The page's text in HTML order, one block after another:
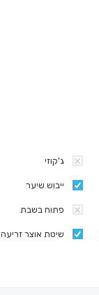
ג'קוזי
ייבוש שיער
פתוח בשבת
שיטת אוצר זריעה